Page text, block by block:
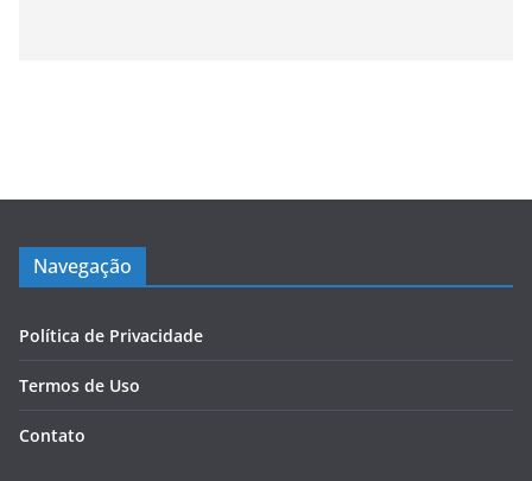
Navegação
Política de Privacidade
Termos de Uso
Contato